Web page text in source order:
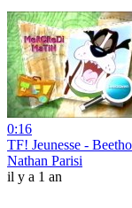
0:16
TF! Jeunesse -
Nathan Parisi
il y a 1 an